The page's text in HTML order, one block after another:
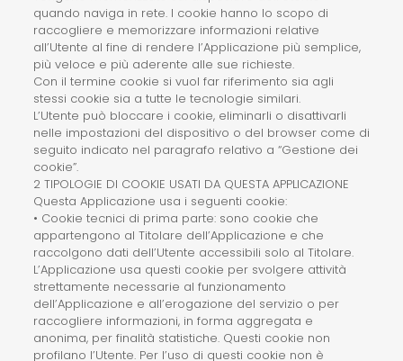
quando naviga in rete. I cookie hanno lo scopo di
raccogliere e memorizzare informazioni relative
all’Utente al fine di rendere l’Applicazione più semplice,
più veloce e più aderente alle sue richieste.
Con il termine cookie si vuol far riferimento sia agli
stessi cookie sia a tutte le tecnologie similari.
L’Utente può bloccare i cookie, eliminarli o disattivarli
nelle impostazioni del dispositivo o del browser come di
seguito indicato nel paragrafo relativo a “Gestione dei
cookie”.
2 TIPOLOGIE DI COOKIE USATI DA QUESTA APPLICAZIONE
Questa Applicazione usa i seguenti cookie:
• Cookie tecnici di prima parte: sono cookie che
appartengono al Titolare dell’Applicazione e che
raccolgono dati dell’Utente accessibili solo al Titolare.
L’Applicazione usa questi cookie per svolgere attività
strettamente necessarie al funzionamento
dell’Applicazione e all’erogazione del servizio o per
raccogliere informazioni, in forma aggregata e
anonima, per finalità statistiche. Questi cookie non
profilano l’Utente. Per l’uso di questi cookie non è